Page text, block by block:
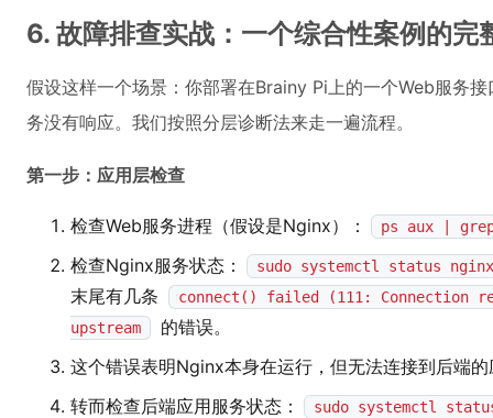
6. 故障排查实战：一个综合性案例的完
假设这样一个场景：你部署在Brainy Pi上的一个Web服务
务没有响应。我们按照分层诊断法来走一遍流程。
第一步：应用层检查
检查Web服务进程（假设是Nginx）： ps aux |
检查Nginx服务状态： sudo systemctl status nginx
末尾有几条
connect() failed (111: Connection
upstream
的错误。
这个错误表明Nginx本身在运行，但无法连接到后端
转而检查后端应用服务状态：
sudo systemctl